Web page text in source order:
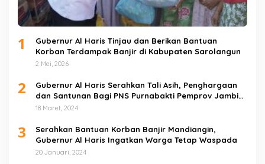
1
Gubernur Al Haris Tinjau dan Berikan Bantuan
Korban Terdampak Banjir di Kabupaten Sarolangun
2 Mei, 2026
2
Gubernur Al Haris Serahkan Tali Asih, Penghargaan
dan Santunan Bagi PNS Purnabakti Pemprov Jambi
Yang Berada di Sarolangun
18 Maret, 2024
3
Serahkan Bantuan Korban Banjir Mandiangin,
Gubernur Al Haris Ingatkan Warga Tetap Waspada
20 Januari, 2024